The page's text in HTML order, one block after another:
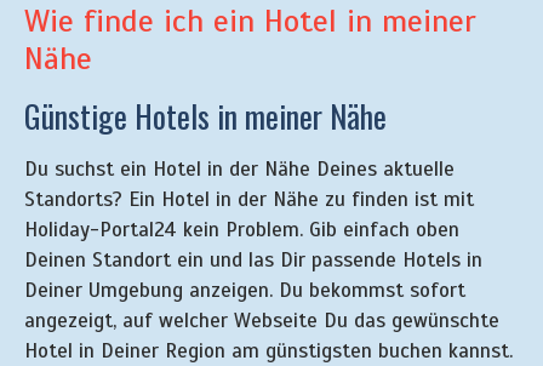
Wie finde ich ein Hotel in meiner
Nähe
Günstige Hotels in meiner Nähe
Du suchst ein Hotel in der Nähe Deines aktuelle
Standorts? Ein Hotel in der Nähe zu finden ist mit
Holiday-Portal24 kein Problem. Gib einfach oben
Deinen Standort ein und las Dir passende Hotels in
Deiner Umgebung anzeigen. Du bekommst sofort
angezeigt, auf welcher Webseite Du das gewünschte
Hotel in Deiner Region am günstigsten buchen kannst.